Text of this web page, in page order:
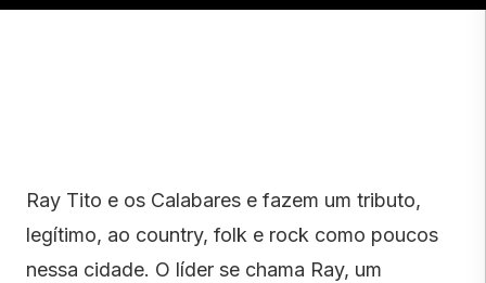
Ray Tito e os Calabares e fazem um tributo,
legítimo, ao country, folk e rock como poucos
nessa cidade. O líder se chama Ray, um